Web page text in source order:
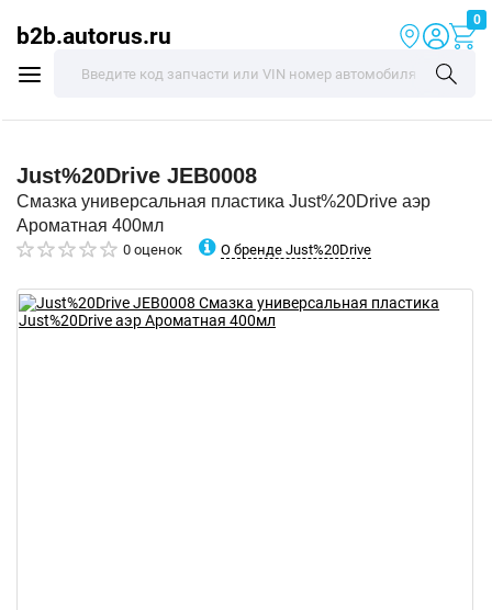
b2b.autorus.ru
0
Just%20Drive JEB0008
Смазка универсальная пластика Just%20Drive аэр
Ароматная 400мл
0 оценок О бренде Just%20Drive